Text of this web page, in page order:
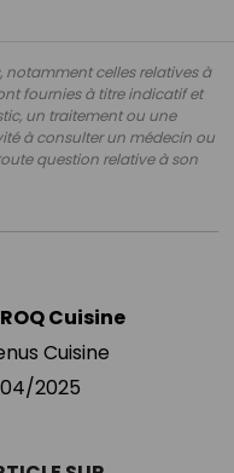
notamment celles relatives à
fournies à titre indicatif et
un traitement ou une
à consulter un médecin ou
question relative à son
Cuisine
Cuisine
2025